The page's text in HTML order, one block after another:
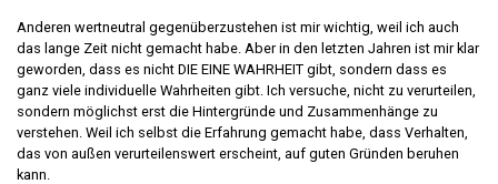
Anderen wertneutral gegenüberzustehen ist mir wichtig, weil ich auch
das lange Zeit nicht gemacht habe. Aber in den letzten Jahren ist mir klar
geworden, dass es nicht DIE EINE WAHRHEIT gibt, sondern dass es
ganz viele individuelle Wahrheiten gibt. Ich versuche, nicht zu verurteilen,
sondern möglichst erst die Hintergründe und Zusammenhänge zu
verstehen. Weil ich selbst die Erfahrung gemacht habe, dass Verhalten,
das von außen verurteilenswert erscheint, auf guten Gründen beruhen
kann.